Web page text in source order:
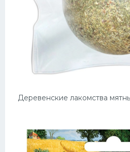
Деревенские лакомства